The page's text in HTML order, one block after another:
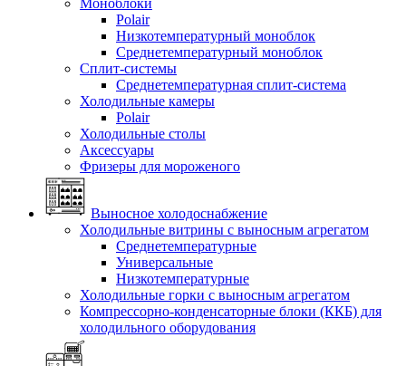
Моноблоки
Polair
Низкотемпературный моноблок
Среднетемпературный моноблок
Сплит-системы
Среднетемпературная сплит-система
Холодильные камеры
Polair
Холодильные столы
Аксессуары
Фризеры для мороженого
Выносное холодоснабжение
Холодильные витрины с выносным агрегатом
Среднетемпературные
Универсальные
Низкотемпературные
Холодильные горки с выносным агрегатом
Компрессорно-конденсаторные блоки (ККБ) для
холодильного оборудования